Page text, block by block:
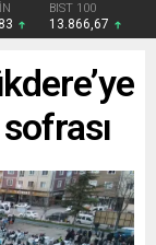
BIST 100
13.866,67